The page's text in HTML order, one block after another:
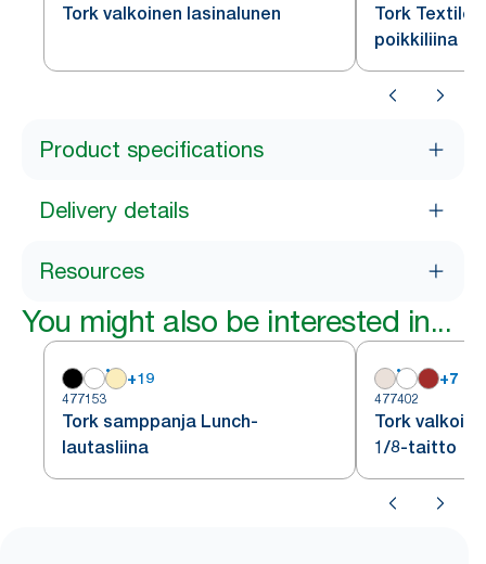
Tork valkoinen lasinalunen
Tork Textile
poikkiliina
Product specifications
Delivery details
Resources
You might also be interested in...
+19
477153
Tork samppanja Lunch-
lautasliina
+7
477402
Tork
1/8-taitto